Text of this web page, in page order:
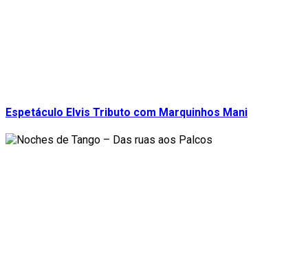
Espetáculo Elvis Tributo com Marquinhos Mani